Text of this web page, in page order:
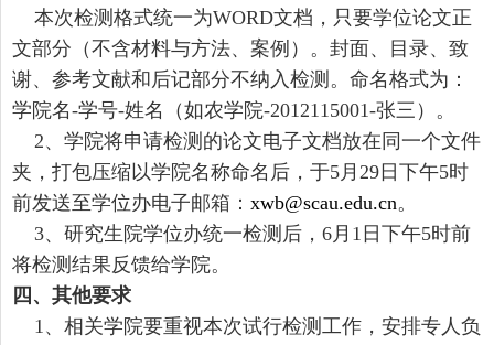
本次检测格式统一为WORD文档，只要学位论文正
文部分（不含材料与方法、案例）。封面、目录、致
谢、参考文献和后记部分不纳入检测。命名格式为：
学院名-学号-姓名（如农学院-2012115001-张三）。
2、学院将申请检测的论文电子文档放在同一个文件
夹，打包压缩以学院名称命名后，于5月29日下午5时
前发送至学位办电子邮箱： xwb@scau.edu.cn。
3、研究生院学位办统一检测后，6月1日下午5时前
将检测结果反馈给学院。
四、其他要求
1、相关学院要重视本次试行检测工作，安排专人负